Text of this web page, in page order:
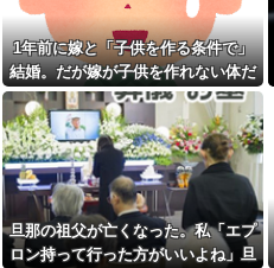
おっさんバイトが何も言わず
辞めた。労働局「パワハラの通
報がありました」俺「えっ、教
育係は俺ですが…」→突然の聞
き取り調査が始まり…
なんで宝くじを並んでまで買
うの？宝くじなんて確率的に当
選する可能性は低いのに...
保険屋のおばちゃんが苦手。
用事あって家に来てもらったら
ずっと自分の話ばかり3,4時間も
聞かされた
びわ食べたい。でも高い。い
ちぢく食べたい。でも高い
1年前に嫁と「子供を作る条件で」
結婚。だが嫁が子供を作れない体だ
と知ったので離婚へ。
旦那の祖父が亡くなった。私「エプ
ロン持って行った方がいいよね」旦